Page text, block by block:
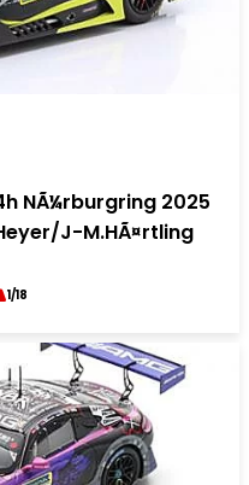
NÃ¼rburgring 2025
J-M.HÃ¤rtling
1/18